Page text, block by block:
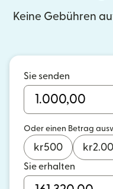
Keine Gebühren
Sie senden
Oder einen Betrag
kr500 kr
Sie erhalten